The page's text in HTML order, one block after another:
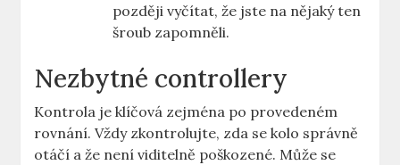
později vyčítat, že jste na nějaký ten
šroub zapomněli.
Nezbytné controllery
Kontrola je klíčová zejména po provedeném
rovnání. Vždy zkontrolujte, zda se kolo správně
otáčí a že není viditelně poškozené. Může se